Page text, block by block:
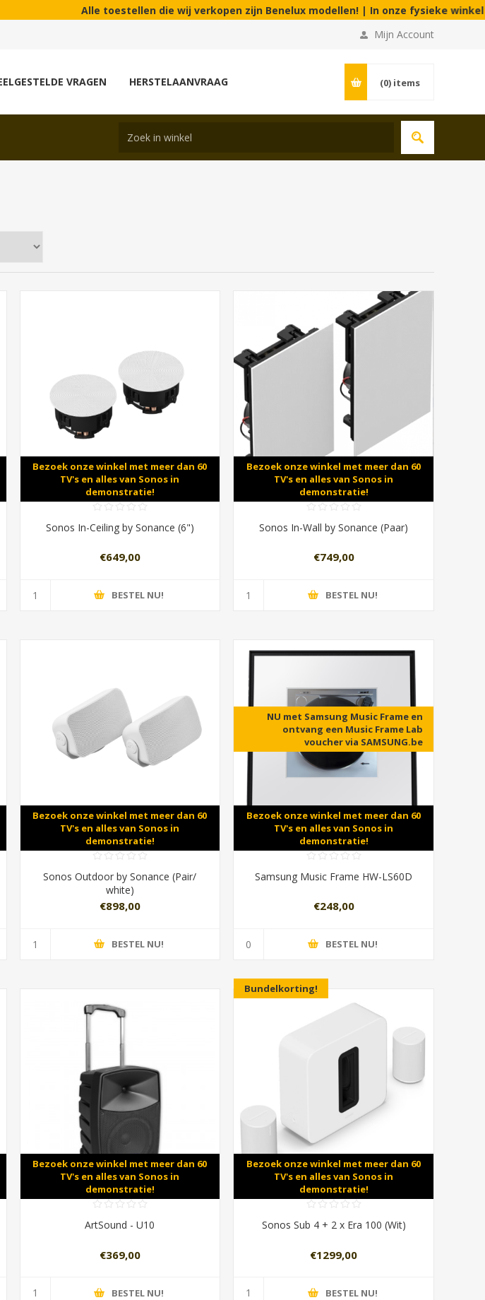
Alle toestellen die wij verkopen zijn Benelux modellen! | In onze fysieke winkel
Mijn Account
VRAGEN HERSTELAANVRAAG (0) items
Bezoek onze winkel met meer dan 60
TV's en alles van Sonos in
demonstratie!
Sonos In-Ceiling by Sonance (6")
€649,00
BESTEL NU!
Bezoek onze winkel met meer dan 60
TV's en alles van Sonos in
demonstratie!
Sonos In-Wall by Sonance (Paar)
€749,00
BESTEL NU!
Bezoek onze winkel met meer dan 60
TV's en alles van Sonos in
demonstratie!
Sonos Outdoor by Sonance (Pair/
white)
€898,00
BESTEL NU!
NU met Samsung Music Frame en
ontvang een Music Frame Lab
voucher via SAMSUNG.be
Bezoek onze winkel met meer dan 60
TV's en alles van Sonos in
demonstratie!
Samsung Music Frame HW-LS60D
€248,00
BESTEL NU!
Bezoek onze winkel met meer dan 60
TV's en alles van Sonos in
demonstratie!
ArtSound - U10
€369,00
BESTEL NU!
Bundelkorting!
Bezoek onze winkel met meer dan 60
TV's en alles van Sonos in
demonstratie!
Sonos Sub 4 + 2 x Era 100 (Wit)
€1299,00
BESTEL NU!